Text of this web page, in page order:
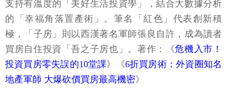
支持有溫度的「美好生活投資學」，結合大數據分析
的「幸福角落置產術」。筆名「紅色」代表創新積
極，「子房」則以西漢著名軍師張良自許，成為讀者
買房自住投資「吾之子房也」。著作：《危機入市！
投資買房零失誤的10堂課》《6折買房術：外資圈知名
地產軍師 大爆砍價買房最高機密》